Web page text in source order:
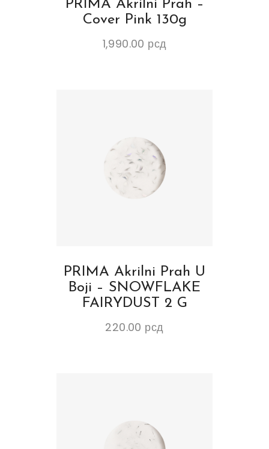
PRIMA Akrilni Prah –
Cover Pink 130g
1,990.00 рсд
PRIMA Akrilni Prah U
Boji – SNOWFLAKE
FAIRYDUST 2 G
220.00 рсд